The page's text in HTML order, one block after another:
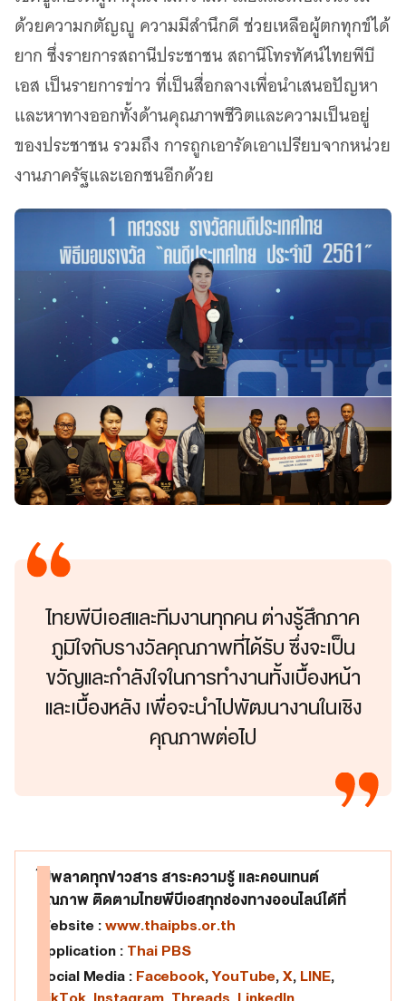
Thai PBS Verify
ตรวจสอบข่าวปลอม คัดกรองข่าวจริง
ด้วยความกตัญญู ความมีสำนึกดี ช่วยเหลือผู้ตกทุกข์ได้
ยาก ซึ่งรายการสถานีประชาชน สถานีโทรทัศน์ไทยพีบี
เอส เป็นรายการข่าว ที่เป็นสื่อกลางเพื่อนำเสนอปัญหา
และหาทางออกทั้งด้านคุณภาพชีวิตและความเป็นอยู่
ของประชาชน รวมถึง การถูกเอารัดเอาเปรียบจากหน่วย
งานภาครัฐและเอกชนอีกด้วย
ไทยพีบีเอสและทีมงานทุกคน ต่างรู้สึกภาค
ภูมิใจกับรางวัลคุณภาพที่ได้รับ ซึ่งจะเป็น
ขวัญและกำลังใจในการทำงานทั้งเบื้องหน้า
และเบื้องหลัง เพื่อจะนำไปพัฒนางานในเชิง
คุณภาพต่อไป
ไม่พลาดทุกข่าวสาร สาระความรู้ และคอนเทนต์
คุณภาพ ติดตามไทยพีบีเอสทุกช่องทางออนไลน์ได้ที่
Website : www.thaipbs.or.th
Application : Thai PBS
Social Media : Facebook, YouTube, X, LINE,
TikTok Instagram Threads LinkedIn